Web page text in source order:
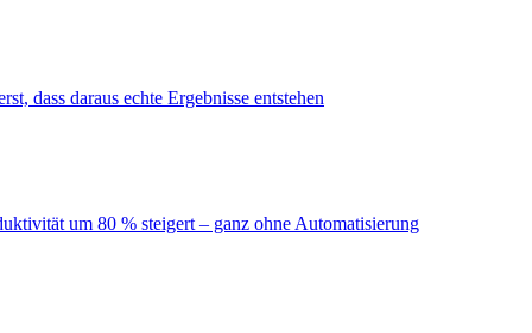
dass daraus echte Ergebnisse entstehen
um 80 % steigert – ganz ohne Automatisierung